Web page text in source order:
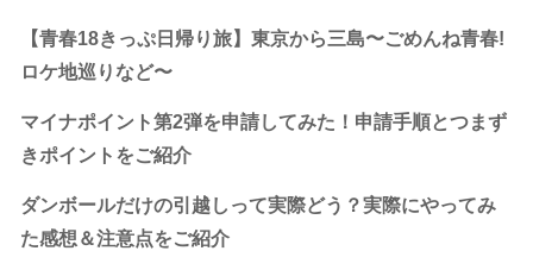
【青春18きっぷ日帰り旅】東京から三島〜ごめんね青春!
ロケ地巡りなど〜
マイナポイント第2弾を申請してみた！申請手順とつまず
きポイントをご紹介
ダンボールだけの引越しって実際どう？実際にやってみ
た感想＆注意点をご紹介